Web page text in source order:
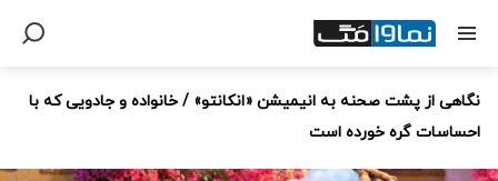
نگاهی از پشت صحنه به انیمیشن «انکانتو» / خانواده و جادویی که با
احساسات گره خورده است